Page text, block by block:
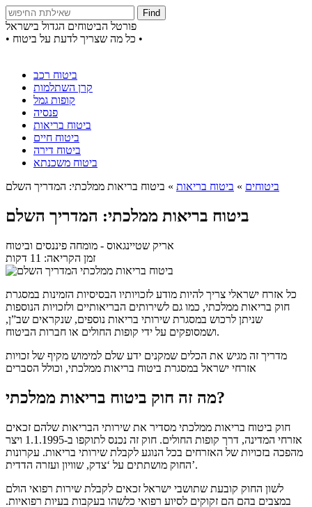
Find
פורטל הביטוחים הגדול בישראל
• כל מה שצריך לדעת על ביטוח •
ביטוח רכב
קרן השתלמות
קופות גמל
פנסיה
ביטוח בריאות
ביטוח חיים
ביטוח דירה
ביטוח משכנתא
ביטוחים » ביטוח בריאות » ביטוח בריאות ממלכתי: המדריך השלם
ביטוח בריאות ממלכתי: המדריך השלם
אריק שטיינגאוס - מומחה פיננסים וביטוח
זמן הקריאה: 11 דקות
כל אזרח ישראלי צריך להיות מודע לזכויותיו הבסיסיות הזמינות במסגרת
חוק בריאות ממלכתי, כמו גם לשירותים הבריאותיים ולזכויות הנוספות
שניתן לרכוש במסגרת שירותי בריאות נוספים, שנקראים שב”ן,
ושמסופקים על ידי קופות החולים או חברות הביטוח.
מדריך זה מגיש את הכלים שמקנים ידע שלם למימוש מקיף של זכויות
אזרחי ישראל במסגרת ביטוח בריאות ממלכתי, וכולל הסברים
מה זה חוק ביטוח בריאות ממלכתי?
חוק ביטוח בריאות ממלכתי מסדיר את שירותי הבריאות שלהם זכאים
אזרחי המדינה, דרך קופות החולים. חוק זה נכנס לתוקפו ב-1.1.1995 ויצר
מהפכה בזכויות של האזרחים בכל הנוגע לקבלת שירותי בריאות. עקרונות
החוק מושתתים על ‘צדק, שוויון ועזרה הדדית’.
לשון החוק קובעת שתושבי ישראל זכאים לקבלת שירות רפואי הולם
במצבים בהם הם זקוקים לסיוע רפואי כלשהו בעקבות בעיות רפואיות.